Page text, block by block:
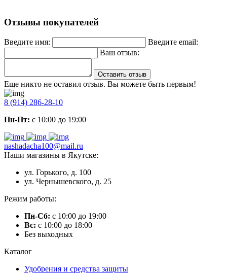
Отзывы покупателей
Введите имя:
Введите email:
Ваш отзыв:
Оставить отзыв
Еще никто не оставил отзыв. Вы можете быть первым!
8 (914) 286-28-10
Пн-Пт: с 10:00 до 19:00
nashadacha100@mail.ru
Наши магазины в Якутске:
ул. Горького, д. 100
ул. Чернышевского, д. 25
Режим работы:
Пн-Сб: с 10:00 до 19:00
Вс: с 10:00 до 18:00
Без выходных
Каталог
Удобрения и средства защиты